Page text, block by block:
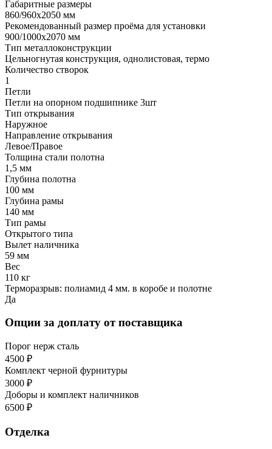
Габаритные размеры
860/960х2050 мм
Рекомендованный размер проёма для установки
900/1000х2070 мм
Тип металлоконструкции
Цельногнутая конструкция, однолистовая, термо
Количество створок
1
Петли
Петли на опорном подшипнике 3шт
Тип открывания
Наружное
Направление открывания
Левое/Правое
Толщина стали полотна
1,5 мм
Глубина полотна
100 мм
Глубина рамы
140 мм
Тип рамы
Открытого типа
Вылет наличника
59 мм
Вес
110 кг
Терморазрыв: полиамид 4 мм. в коробе и полотне
Да
Опции за доплату от поставщика
Порог нерж сталь
4500 ₽
Комплект черной фурнитуры
3000 ₽
Доборы и комплект наличников
6500 ₽
Отделка